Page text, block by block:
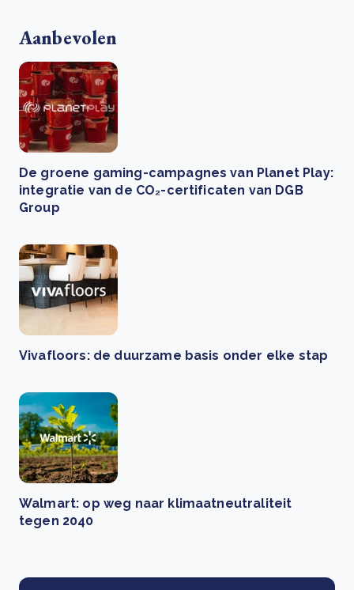
Aanbevolen
De groene gaming-campagnes van Planet Play:
integratie van de CO₂-certificaten van DGB
Group
Vivafloors: de duurzame basis onder elke stap
Walmart: op weg naar klimaatneutraliteit
tegen 2040